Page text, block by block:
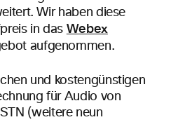
Wir haben diese
in das Webex
aufgenommen.
und kostengünstigen
für Audio von
(weitere neun